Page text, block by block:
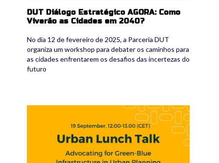
DUT Diálogo Estratégico AGORA: Como
Viverão as Cidades em 2040?
No dia 12 de fevereiro de 2025, a Parceria DUT
organiza um workshop para debater os caminhos para
as cidades enfrentarem os desafios das incertezas do
futuro